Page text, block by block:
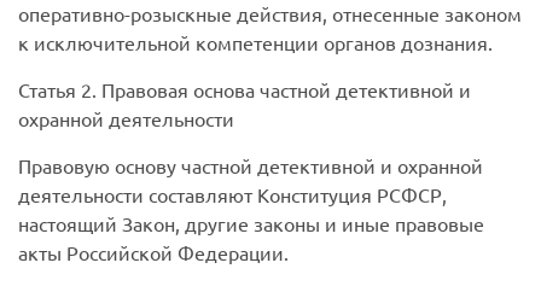
оперативно-розыскные действия, отнесенные законом
к исключительной компетенции органов дознания.
Статья 2. Правовая основа частной детективной и
охранной деятельности
Правовую основу частной детективной и охранной
деятельности составляют Конституция РСФСР,
настоящий Закон, другие законы и иные правовые
акты Российской Федерации.